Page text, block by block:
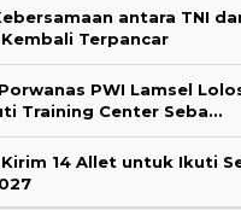
antara TNI
Terpancar
PWI Lamsel
Training Center Seba…
Kirim 14 Allet untuk Ikuti